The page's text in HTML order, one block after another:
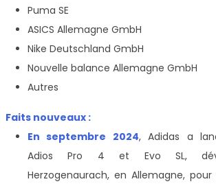
Puma SE
ASICS Allemagne GmbH
Nike Deutschland GmbH
Nouvelle balance Allemagne GmbH
Autres
Faits nouveaux :
En septembre 2024, Adidas a
Adios Pro 4 et Evo SL,
Herzogenaurach, en Allemagne,